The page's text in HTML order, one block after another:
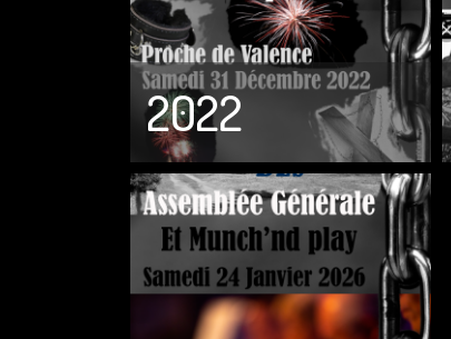
2022